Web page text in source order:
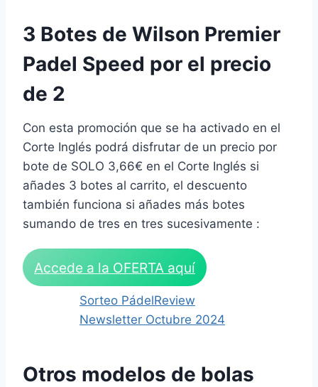
3 Botes de Wilson Premier
Padel Speed por el precio
de 2
Con esta promoción que se ha activado en el
Corte Inglés podrá disfrutar de un precio por
bote de SOLO 3,66€ en el Corte Inglés si
añades 3 botes al carrito, el descuento
también funciona si añades más botes
sumando de tres en tres sucesivamente :
Accede a la OFERTA aquí
Sorteo PádelReview
Newsletter Octubre 2024
Otros modelos de bolas